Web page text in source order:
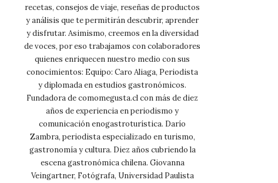
recetas, consejos de viaje, reseñas de productos
y análisis que te permitirán descubrir, aprender
y disfrutar. Asimismo, creemos en la diversidad
de voces, por eso trabajamos con colaboradores
quienes enriquecen nuestro medio con sus
conocimientos: Equipo: Caro Aliaga, Periodista
y diplomada en estudios gastronómicos.
Fundadora de comomegusta.cl con más de diez
años de experiencia en periodismo y
comunicación enogastroturística. Darío
Zambra, periodista especializado en turismo,
gastronomía y cultura. Diez años cubriendo la
escena gastronómica chilena. Giovanna
Veingartner, Fotógrafa, Universidad Paulista